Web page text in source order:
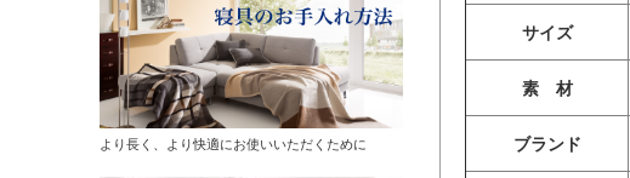
サイズ
素 材
ブランド
より長く、より快適にお使いいただくために